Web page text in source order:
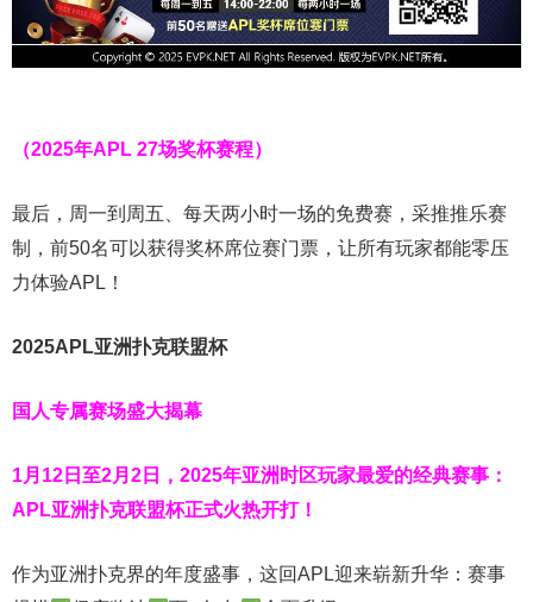
（2025年APL 27场奖杯赛程）
最后，周一到周五、每天两小时一场的免费赛，采推推乐赛
制，前50名可以获得奖杯席位赛门票，让所有玩家都能零压
力体验APL！
2025APL亚洲扑克联盟杯
国人专属赛场盛大揭幕
1月12日至2月2日，2025年亚洲时区玩家最爱的经典赛事：
APL亚洲扑克联盟杯正式火热开打！
作为亚洲扑克界的年度盛事，这回APL迎来崭新升华：赛事